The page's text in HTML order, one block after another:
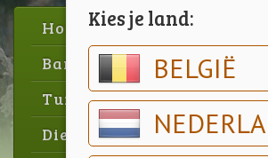
Kies je land:
BELGIË
Home
Barbecue
Tuin
Dier